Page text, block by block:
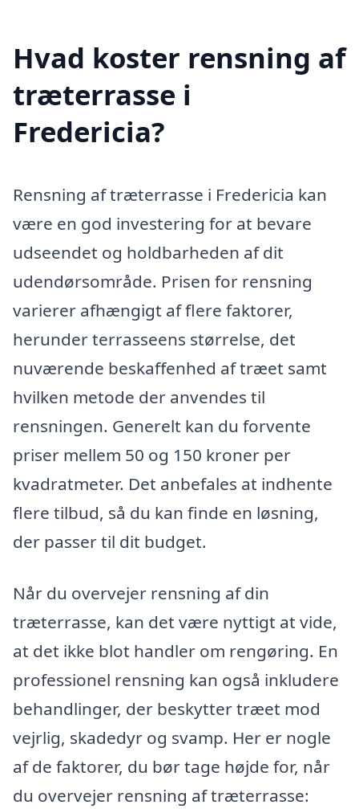
Hvad koster rensning af
træterrasse i
Fredericia?
Rensning af træterrasse i Fredericia kan
være en god investering for at bevare
udseendet og holdbarheden af dit
udendørsområde. Prisen for rensning
varierer afhængigt af flere faktorer,
herunder terrasseens størrelse, det
nuværende beskaffenhed af træet samt
hvilken metode der anvendes til
rensningen. Generelt kan du forvente
priser mellem 50 og 150 kroner per
kvadratmeter. Det anbefales at indhente
flere tilbud, så du kan finde en løsning,
der passer til dit budget.
Når du overvejer rensning af din
træterrasse, kan det være nyttigt at vide,
at det ikke blot handler om rengøring. En
professionel rensning kan også inkludere
behandlinger, der beskytter træet mod
vejrlig, skadedyr og svamp. Her er nogle
af de faktorer, du bør tage højde for, når
du overvejer rensning af træterrasse: